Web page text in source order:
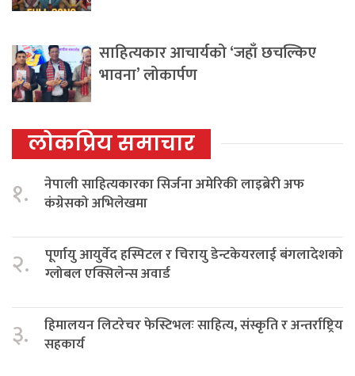
साहित्यकार आचार्यको ‘जहाँ छचल्किए
भावना’ लोकार्पण
लोकप्रिय समाचार
१.
नेपाली साहित्यकारका सिर्जना अमेरिकी लाइब्रेरी अफ
कंग्रेसको अभिलेखमा
२.
पूर्णायु आयुर्वेद हस्पिटल र चिरायु डेन्टकेयरलाई बंगलादेशको
ग्लोबल एक्सिलेन्स अवार्ड
३.
हिमालयन लिटरेचर फेस्टिभलः साहित्य, संस्कृति र अन्तर्राष्ट्रिय
सहकार्य